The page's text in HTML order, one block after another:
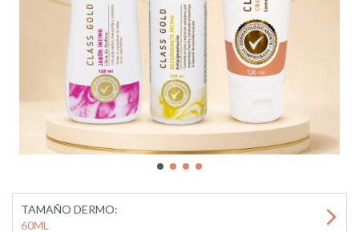
TAMAÑO DERMO:
60ML